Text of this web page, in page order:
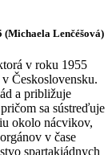
Lenčéšová)
v roku 1955
Československu.
a približuje
sa sústreďuje
okolo nácvikov,
v čase
spartakiádnych